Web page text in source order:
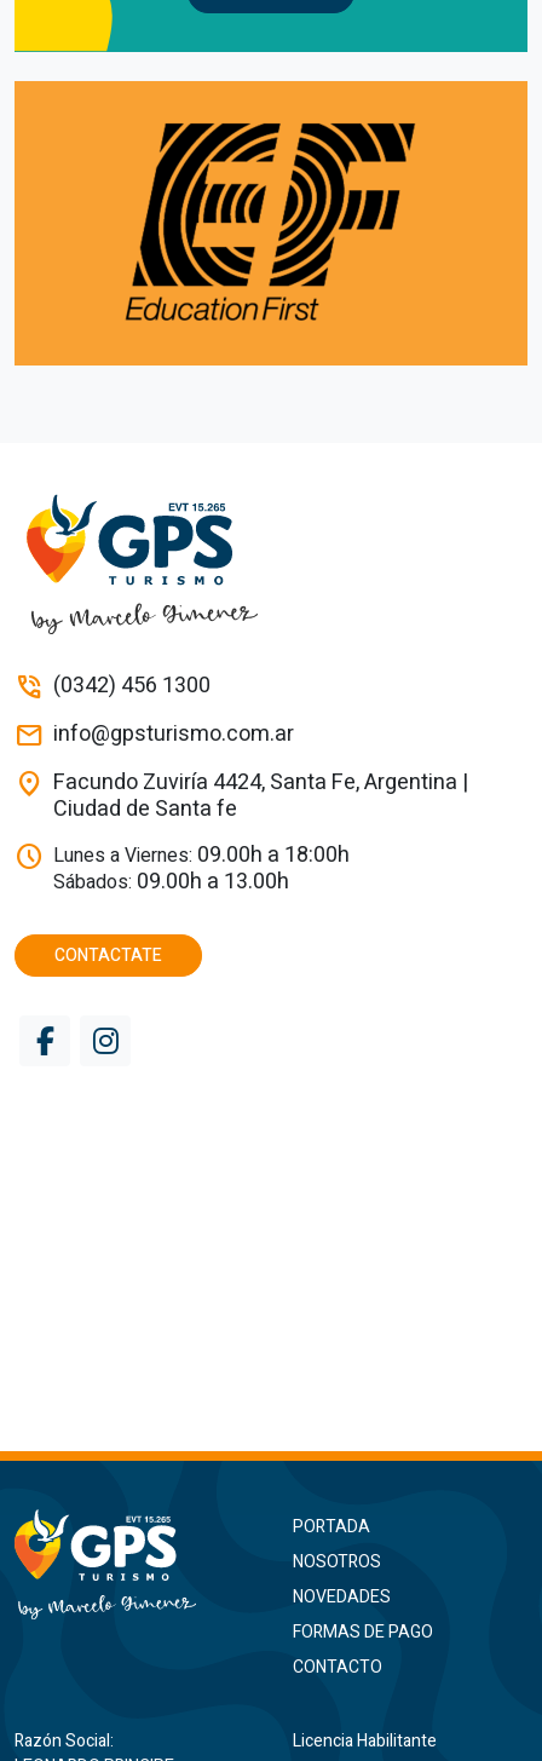
phone_in_talk (0342) 456 1300
mail info@gpsturismo.com.ar
location_on Facundo Zuviría 4424, Santa Fe, Argentina |
Ciudad de Santa fe
schedule Lunes a Viernes: 09.00h a 18:00h
Sábados: 09.00h a 13.00h
CONTACTATE
PORTADA
NOSOTROS
NOVEDADES
FORMAS DE PAGO
CONTACTO
Razón Social:
Licencia Habilitante